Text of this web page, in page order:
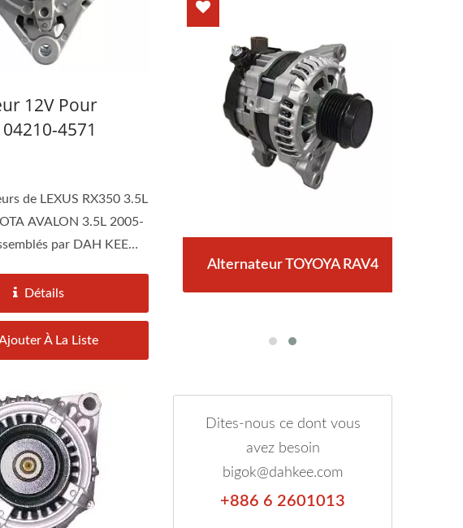
12V Pour
4571
de LEXUS RX350 3.5L
AVALON 3.5L 2005-
par DAH KEE
Détails
À La Liste
CAMRY
Alternateur TOYOYA RAV4
Dites-nous ce dont vous
avez besoin
bigok@dahkee.com
+886 6 2601013